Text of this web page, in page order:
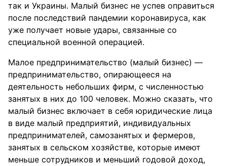
так и Украины. Малый бизнес не успев оправиться
после последствий пандемии коронавируса, как
уже получает новые удары, связанные со
специальной военной операцией.
Малое предпринимательство (малый бизнес) —
предпринимательство, опирающееся на
деятельность небольших фирм, с численностью
занятых в них до 100 человек. Можно сказать, что
малый бизнес включает в себя юридические лица
в виде малый предприятий, индивидуальных
предпринимателей, самозанятых и фермеров,
занятых в сельском хозяйстве, которые имеют
меньше сотрудников и меньший годовой доход,